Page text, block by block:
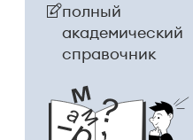
полный
академический
справочник